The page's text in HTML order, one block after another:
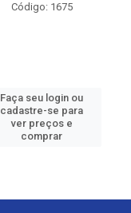
Código: 1675
Faça seu login ou
cadastre-se para
ver preços e
comprar